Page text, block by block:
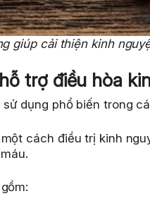
giúp cải thiện kinh
trợ điều hòa
dụng phổ biến trong
cách điều trị kinh